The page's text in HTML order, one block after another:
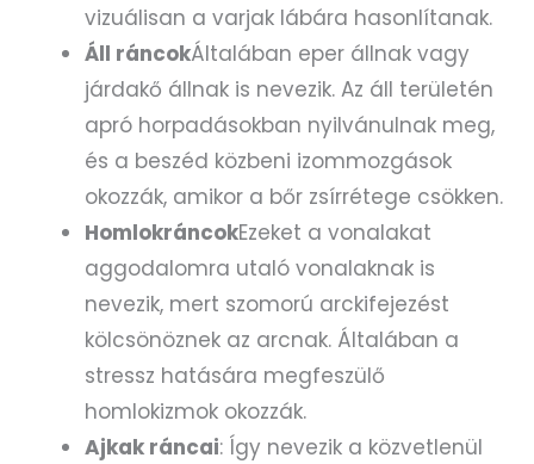
vizuálisan a varjak lábára hasonlítanak.
Áll ráncokÁltalában eper állnak vagy
járdakő állnak is nevezik. Az áll területén
apró horpadásokban nyilvánulnak meg,
és a beszéd közbeni izommozgások
okozzák, amikor a bőr zsírrétege csökken.
HomlokráncokEzeket a vonalakat
aggodalomra utaló vonalaknak is
nevezik, mert szomorú arckifejezést
kölcsönöznek az arcnak. Általában a
stressz hatására megfeszülő
homlokizmok okozzák.
Ajkak ráncai: Így nevezik a közvetlenül